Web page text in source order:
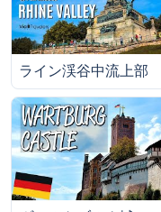
ライン渓谷中流上部